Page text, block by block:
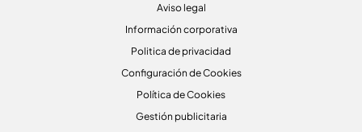
Aviso legal
Información corporativa
Politica de privacidad
Configuración de Cookies
Política de Cookies
Gestión publicitaria